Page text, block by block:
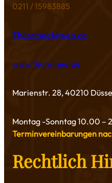
0211 / 15983885
Thansinee1@web.de
www.thansinee.de
Marienstr. 28, 40210
Montag -Sonntag 10.00 –
Terminvereinbarungen
Rechtlich